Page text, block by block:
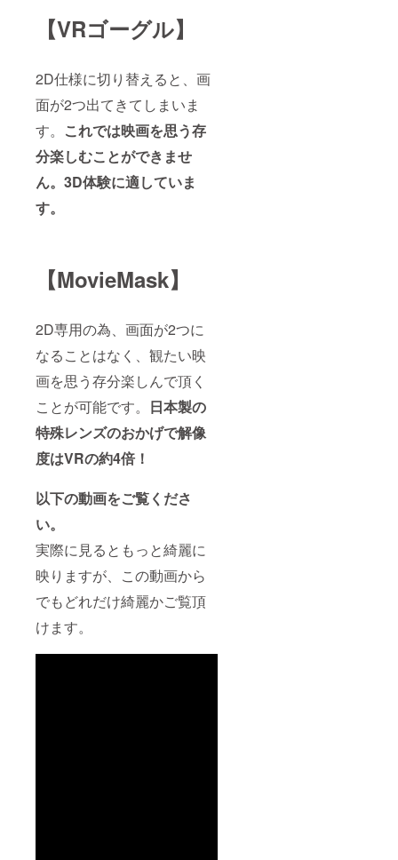
【VRゴーグル】
2D仕様に切り替えると、画
面が2つ出てきてしまいま
す。 これでは映画を思う存
分楽しむことができませ
ん。3D体験に適していま
す。
【MovieMask】
2D専用の為、画面が2つに
なることはなく、観たい映
画を思う存分楽しんで頂く
ことが可能です。 日本製の
特殊レンズのおかげで解像
度はVRの約4倍！
以下の動画をご覧くださ
い。
実際に見るともっと綺麗に
映りますが、この動画から
でもどれだけ綺麗かご覧頂
けます。